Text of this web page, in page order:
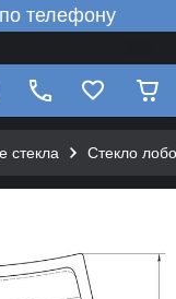
телефону
стекла Стекло